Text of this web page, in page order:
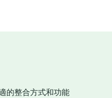
的整合方式和功能